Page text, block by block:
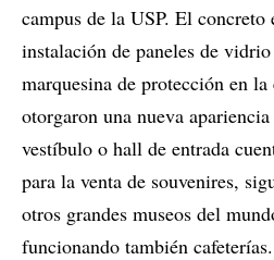
campus de la USP. El concreto
instalación de paneles de
marquesina de protección en
otorgaron una nueva
vestíbulo o hall de entrada
para la venta de souvenires,
otros grandes museos del
funcionando también